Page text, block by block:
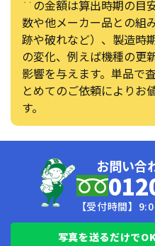
この金額は算出時期の目
数や他メーカー品との組
跡や破れなど）、製造時
の変化、例えば機種の更
影響を与えます。単品で
とめてのご依頼によりお
す。
お問い合
【受付時間】
写真を送るだけで